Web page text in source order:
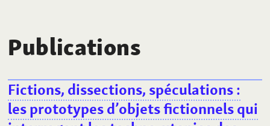
Publications
Fictions, dissections, spéculations:
les prototypes d’objets fictionnels qui